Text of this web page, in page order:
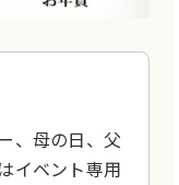
、母の日、父
イベント専用